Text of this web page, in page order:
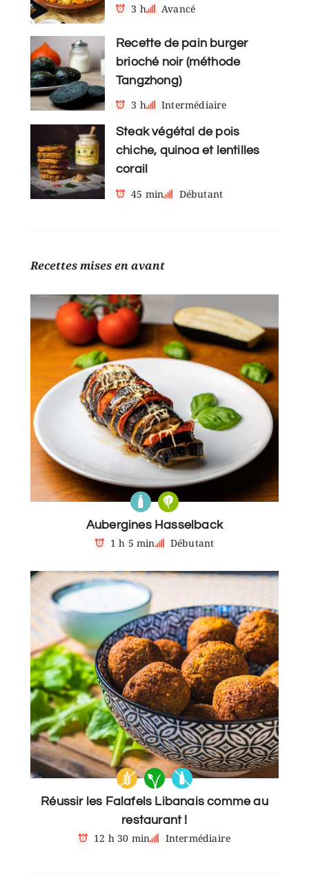
3 h Avancé
Recette de pain burger
brioché noir (méthode
Tangzhong)
3 h
Intermédiaire
Steak végétal de pois
chiche, quinoa et lentilles
corail
45 min
Débutant
Recettes mises en avant
Aubergines Hasselback
1 h 5 min
Débutant
Réussir les Falafels Libanais comme au
restaurant !
12 h 30 min
Intermédiaire